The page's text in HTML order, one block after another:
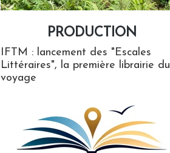
PRODUCTION
IFTM : lancement des "Escales
Littéraires", la première librairie du
voyage